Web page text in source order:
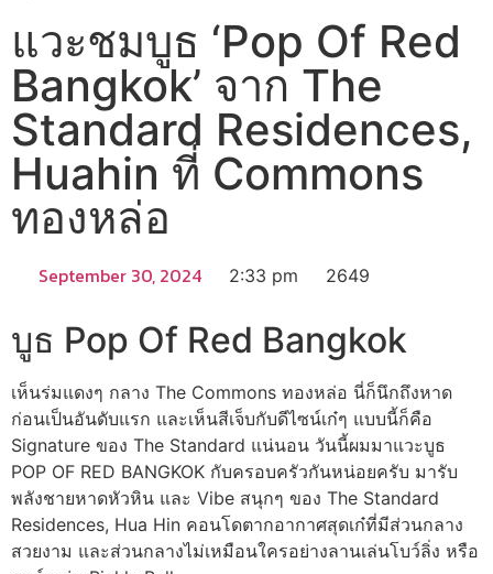
แวะชมบูธ ‘Pop Of Red
Bangkok’ จาก The
Standard Residences,
Huahin ที่ Commons
ทองหล่อ
September 30, 2024 2:33 pm 2649
บูธ Pop Of Red Bangkok
เห็นร่มแดงๆ กลาง The Commons ทองหล่อ นี่ก็นึกถึงหาด
ก่อนเป็นอันดับแรก และเห็นสีเจ็บกับดีไซน์เก๋ๆ แบบนี้ก็คือ
Signature ของ The Standard แน่นอน วันนี้ผมมาแวะบูธ
POP OF RED BANGKOK กับครอบครัวกันหน่อยครับ มารับ
พลังชายหาดหัวหิน และ Vibe สนุกๆ ของ The Standard
Residences, Hua Hin คอนโดตากอากาศสุดเก๋ที่มีส่วนกลาง
สวยงาม และส่วนกลางไม่เหมือนใครอย่างลานเล่นโบว์ลิ่ง หรือ